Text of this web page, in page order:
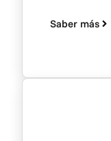
Saber más